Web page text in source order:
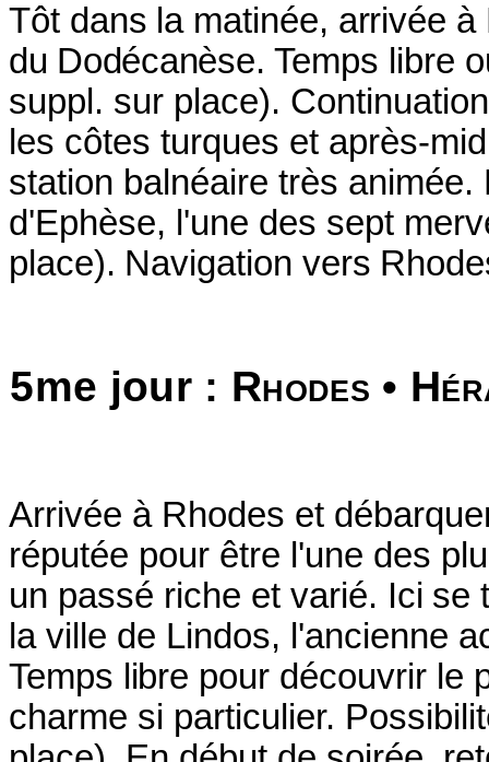
Tôt dans la matinée, arrivée
du Dodécanèse.Temps libre
suppl. sur place).
les côtes turques et après-
station balnéaire très
d'Ephèse, l'une des sept
place). Navigation vers
5me jour : Rhodes •
Arrivée à Rhodes et
réputée pour être l'une des
un passé riche et varié. Ici se
la ville de Lindos, l'ancienne
Temps libre pour découvrir le
charme si particulier.